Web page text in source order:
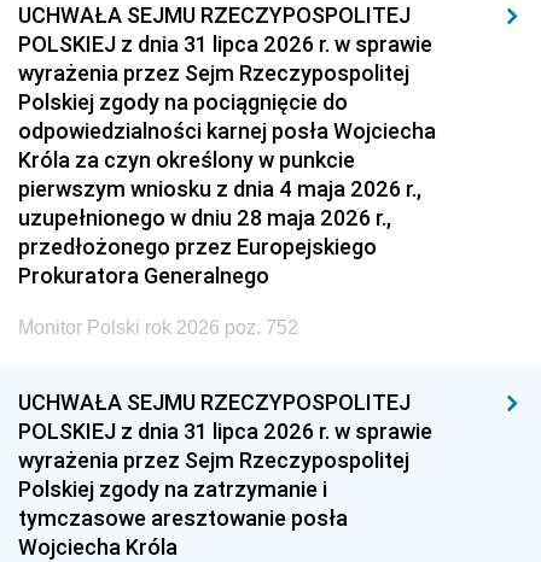
UCHWAŁA SEJMU RZECZYPOSPOLITEJ
POLSKIEJ z dnia 31 lipca 2026 r. w sprawie
wyrażenia przez Sejm Rzeczypospolitej
Polskiej zgody na pociągnięcie do
odpowiedzialności karnej posła Wojciecha
Króla za czyn określony w punkcie
pierwszym wniosku z dnia 4 maja 2026 r.,
uzupełnionego w dniu 28 maja 2026 r.,
przedłożonego przez Europejskiego
Prokuratora Generalnego
Monitor Polski rok 2026 poz. 752
UCHWAŁA SEJMU RZECZYPOSPOLITEJ
POLSKIEJ z dnia 31 lipca 2026 r. w sprawie
wyrażenia przez Sejm Rzeczypospolitej
Polskiej zgody na zatrzymanie i
tymczasowe aresztowanie posła
Wojciecha Króla